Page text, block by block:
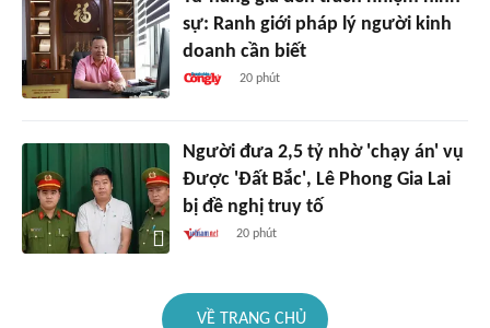
sự: Ranh giới pháp lý người kinh
doanh cần biết
20 phút
Người đưa 2,5 tỷ nhờ 'chạy án' vụ
Được 'Đất Bắc', Lê Phong Gia Lai
bị đề nghị truy tố
20 phút
VỀ TRANG CHỦ